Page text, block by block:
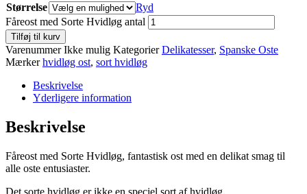
Størrelse
Ryd
Fåreost med Sorte Hvidløg antal
Tilføj til kurv
VarenummerIkke mulig Kategorier Delikatesser, Spanske Oste
Mærker hvidløg ost, sort hvidløg
Beskrivelse
Yderligere information
Beskrivelse
Fåreost med Sorte Hvidløg, fantastisk ost med en delikat smag til
alle oste entusiaster.
Det sorte hvidløg er ikke en speciel sort af hvidløg.